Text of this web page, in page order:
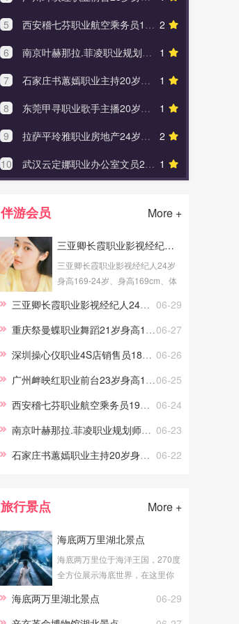
2
5
西安稽七芬职业航空乘务员19岁身高161
1
6
南京叶赫那拉.菲凌职业规划师22岁身高172
1
7
石家庄书蕙嫣职业主持20岁身高163.5
1
8
东莞甲寻职业歌手主播20岁身高172
2
9
拉萨平玲雅职业房地产24岁身高159
1
10 武汉云定娜职业办公室文员24岁身高163.5
伴游会员 More +
三亚卿长霞职业影视经纪人24岁身高169
三亚卿长霞职业影视经纪人24岁
身高169-24岁、身高169cm、体
经纪人、健身教练，提供三亚伴
游交友，我的职场路上做过礼
贵的工作经历，让伴游服务更顺
06-29
三亚卿长霞职业影视经纪人24岁身高169
06-27
重庆祭曼蝶职业舞蹈21岁身高170
06-26
深圳操心仪职业4S店销售员18岁身高158.5
06-25
广州衅映红职业前台23岁身高165.5
06-24
西安稽七芬职业航空乘务员19岁身高161
06-23
南京叶赫那拉.菲凌职业规划师22岁身高172
06-22
石家庄书蕙嫣职业主持20岁身高163.5
旅行景点 More +
海底两万里湖北景点
海底两万里位于海洋王国，270度
全方位展示海底世界，在这里你
觉。透明的玻璃外是湛蓝的海
水，近万尾海洋生物在你身边游
06-29
海底两万里湖北景点